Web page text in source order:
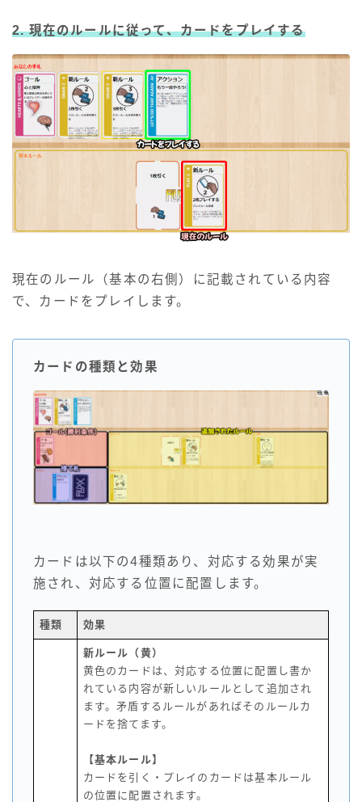
2. 現在のルールに従って、カードをプレイする
現在のルール（基本の右側）に記載されている内容
で、カードをプレイします。
カードの種類と効果
カードは以下の4種類あり、対応する効果が実
施され、対応する位置に配置します。
種類 効果
新ルール（黄）
黄色のカードは、対応する位置に配置し書か
れている内容が新しいルールとして追加され
ます。矛盾するルールがあればそのルールカ
ードを捨てます。
【基本ルール】
カードを引く・プレイのカードは基本ルール
の位置に配置されます。